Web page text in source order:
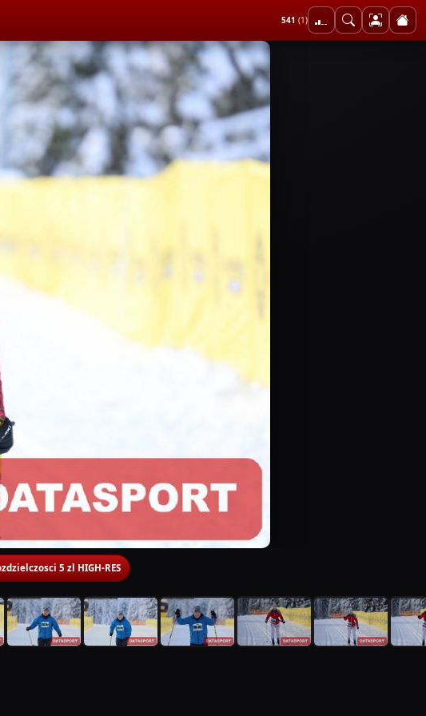
541 (1)
5 zl HIGH-RES